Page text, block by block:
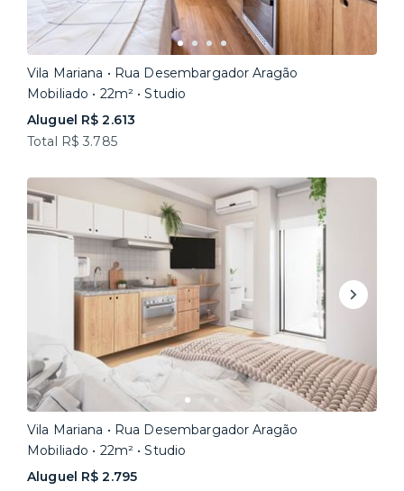
Vila Mariana • Rua Desembargador Aragão
Mobiliado • 22m² • Studio
Aluguel R$ 2.613
Total R$ 3.785
Vila Mariana • Rua Desembargador Aragão
Mobiliado • 22m² • Studio
Aluguel R$ 2.795